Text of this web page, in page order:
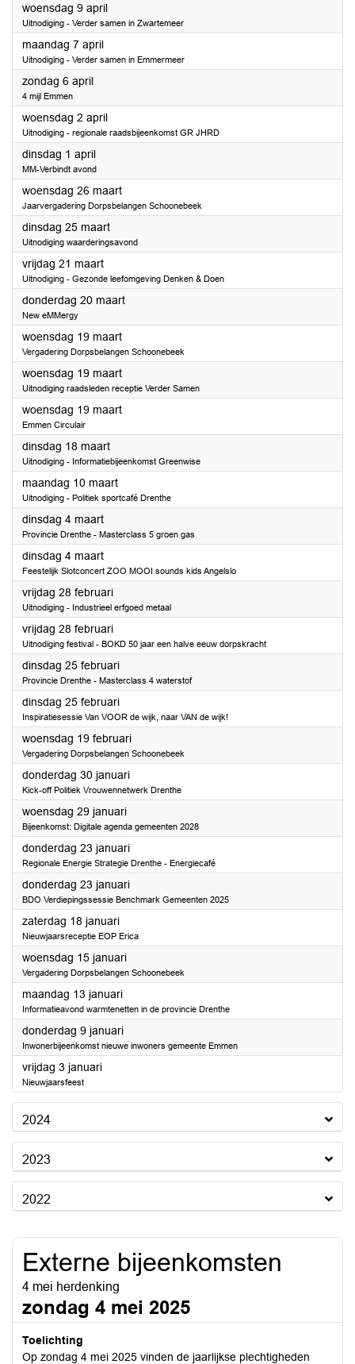
woensdag 9 april2025
Uitnodiging - Verder samen in Zwartemeer
maandag 7 april2025
Uitnodiging - Verder samen in Emmermeer
zondag 6 april2025
4 mijl Emmen
woensdag 2 april2025
Uitnodiging - regionale raadsbijeenkomst GR JHRD
dinsdag 1 april2025
MM-Verbindt avond
woensdag 26 maart2025
Jaarvergadering Dorpsbelangen Schoonebeek
dinsdag 25 maart2025
Uitnodiging waarderingsavond
vrijdag 21 maart2025
Uitnodiging - Gezonde leefomgeving Denken & Doen
donderdag 20 maart2025
New eMMergy
woensdag 19 maart2025
Vergadering Dorpsbelangen Schoonebeek
woensdag 19 maart2025
Uitnodiging raadsleden receptie Verder Samen
woensdag 19 maart2025
Emmen Circulair
dinsdag 18 maart2025
Uitnodiging - Informatiebijeenkomst Greenwise
maandag 10 maart2025
Uitnodiging - Politiek sportcafé Drenthe
dinsdag 4 maart2025
Provincie Drenthe - Masterclass 5 groen gas
dinsdag 4 maart2025
Feestelijk Slotconcert ZOO MOOI sounds kids Angelslo
vrijdag 28 februari2025
Uitnodiging - Industrieel erfgoed metaal
vrijdag 28 februari2025
Uitnodiging festival - BOKD 50 jaar een halve eeuw dorpskracht
dinsdag 25 februari2025
Provincie Drenthe - Masterclass 4 waterstof
dinsdag 25 februari2025
Inspiratiesessie Van VOOR de wijk, naar VAN de wijk!
woensdag 19 februari2025
Vergadering Dorpsbelangen Schoonebeek
donderdag 30 januari2025
Kick-off Politiek Vrouwennetwerk Drenthe
woensdag 29 januari2025
Bijeenkomst: Digitale agenda gemeenten 2028
donderdag 23 januari2025
Regionale Energie Strategie Drenthe - Energiecafé
donderdag 23 januari2025
BDO Verdiepingssessie Benchmark Gemeenten 2025
zaterdag 18 januari2025
Nieuwjaarsreceptie EOP Erica
woensdag 15 januari2025
Vergadering Dorpsbelangen Schoonebeek
maandag 13 januari2025
Informatieavond warmtenetten in de provincie Drenthe
donderdag 9 januari2025
Inwonerbijeenkomst nieuwe inwoners gemeente Emmen
vrijdag 3 januari2025
Nieuwjaarsfeest
2024
2023
2022
Externe bijeenkomsten
4 mei herdenking
zondag 4 mei 2025
Toelichting
Op zondag 4 mei 2025 vinden de jaarlijkse plechtigheden